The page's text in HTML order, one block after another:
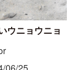
うか？